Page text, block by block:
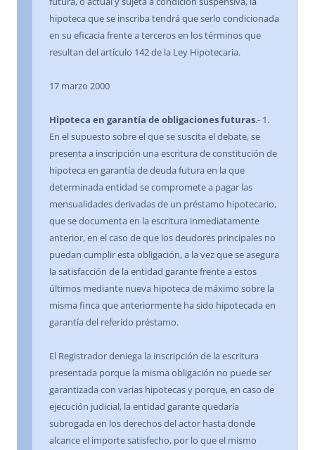
hipoteca que se inscriba tendrá que serlo condicionada
en su eficacia frente a terceros en los términos que
resultan del artículo 142 de la Ley Hipotecaria.
17 marzo 2000
Hipoteca en garantía de obligaciones futuras.- 1.
En el supuesto sobre el que se suscita el debate, se
presenta a inscripción una escritura de constitución de
hipoteca en garantía de deuda futura en la que
determinada entidad se compromete a pagar las
mensualidades derivadas de un préstamo hipotecario,
que se documenta en la escritura inmediatamente
anterior, en el caso de que los deudores principales no
puedan cumplir esta obligación, a la vez que se asegura
la satisfacción de la entidad garante frente a estos
últimos mediante nueva hipoteca de máximo sobre la
misma finca que anteriormente ha sido hipotecada en
garantía del referido préstamo.
El Registrador deniega la inscripción de la escritura
presentada porque la misma obligación no puede ser
garantizada con varias hipotecas y porque, en caso de
ejecución judicial, la entidad garante quedaría
subrogada en los derechos del actor hasta donde
alcance el importe satisfecho, por lo que el mismo